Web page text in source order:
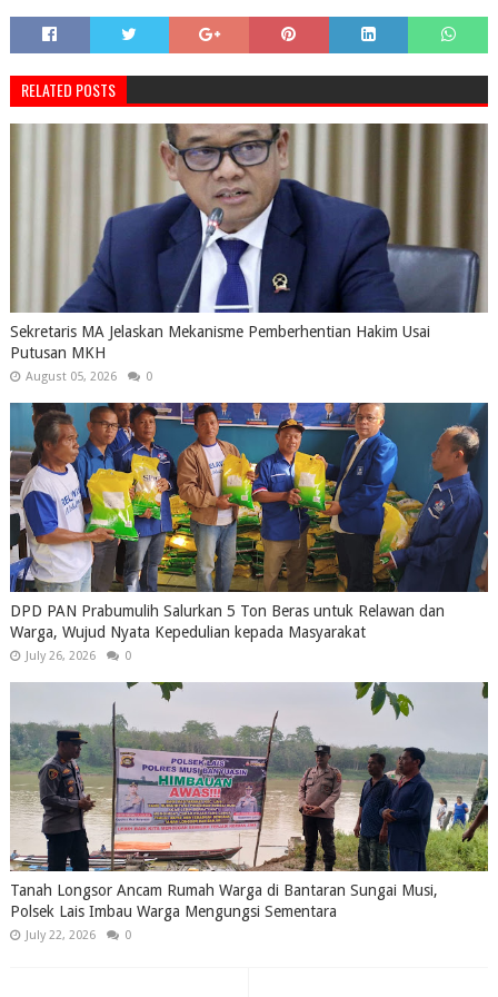
RELATED POSTS
Sekretaris MA Jelaskan Mekanisme Pemberhentian Hakim Usai
Putusan MKH
August 05, 2026 0
DPD PAN Prabumulih Salurkan 5 Ton Beras untuk Relawan dan
Warga, Wujud Nyata Kepedulian kepada Masyarakat
July 26, 2026 0
Tanah Longsor Ancam Rumah Warga di Bantaran Sungai Musi,
Polsek Lais Imbau Warga Mengungsi Sementara
July 22, 2026 0